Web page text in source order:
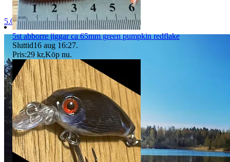
5.0
5st abborre jiggar ca 65mm green pumpkin redflake
Sluttid16 aug 16:27.
Pris:29 kr,Köp nu.